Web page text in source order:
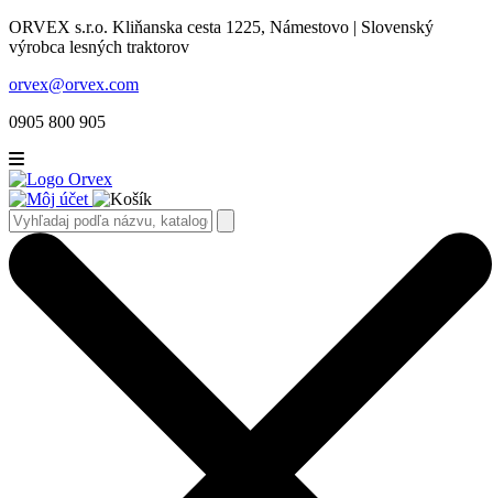
ORVEX s.r.o. Kliňanska cesta 1225, Námestovo | Slovenský
výrobca lesných traktorov
orvex@orvex.com
0905 800 905